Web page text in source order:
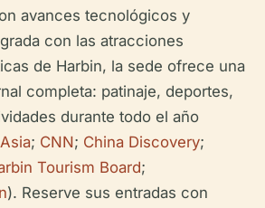
avances tecnológicos y
con las atracciones
de Harbin, la sede ofrece una
completa: patinaje, deportes,
durante todo el año
; CNN; China Discovery;
Tourism Board;
). Reserve sus entradas con